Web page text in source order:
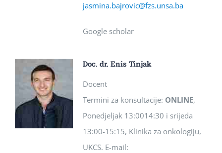
jasmina.bajrovic@fzs.unsa.ba
Google scholar
Doc. dr. Enis Tinjak
Docent
Termini za konsultacije: ONLINE,
Ponedjeljak 13:0014:30 i srijeda
13:00-15:15, Klinika za onkologiju,
UKCS. E-mail: